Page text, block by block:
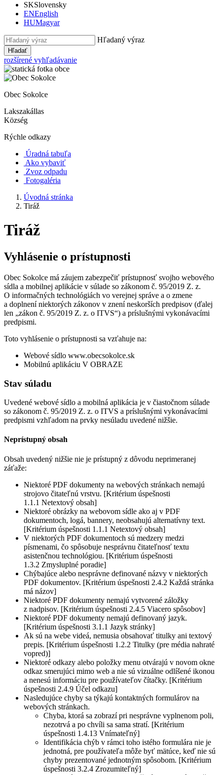
SKSlovensky
ENEnglish
HUMagyar
Hľadaný výraz
Hľadať
rozšírené vyhľadávanie
Obec Sokolce
Lakszakállas
Község
Rýchle odkazy
Úradná tabuľa
Ako vybaviť
Zvoz odpadu
Fotogaléria
Úvodná stránka
Tiráž
Tiráž
Vyhlásenie o prístupnosti
Obec Sokolce má záujem zabezpečiť prístupnosť svojho webového
sídla a mobilnej aplikácie v súlade so zákonom č. 95/2019 Z. z.
O informačných technológiách vo verejnej správe a o zmene
a doplnení niektorých zákonov v znení neskorších predpisov (ďalej
len „zákon č. 95/2019 Z. z. o ITVS“) a príslušnými vykonávacími
predpismi.
Toto vyhlásenie o prístupnosti sa vzťahuje na:
Webové sídlo www.obecsokolce.sk
Mobilnú aplikáciu V OBRAZE
Stav súladu
Uvedené webové sídlo a mobilná aplikácia je v čiastočnom súlade
so zákonom č. 95/2019 Z. z. o ITVS a príslušnými vykonávacími
predpismi vzhľadom na prvky nesúladu uvedené nižšie.
Neprístupný obsah
Obsah uvedený nižšie nie je prístupný z dôvodu neprimeranej
záťaže:
Niektoré PDF dokumenty na webových stránkach nemajú
strojovo čitateľnú vrstvu. [Kritérium úspešnosti
1.1.1 Netextový obsah]
Niektoré obrázky na webovom sídle ako aj v PDF
dokumentoch, logá, bannery, neobsahujú alternatívny text.
[Kritérium úspešnosti 1.1.1 Netextový obsah]
V niektorých PDF dokumentoch sú medzery medzi
písmenami, čo spôsobuje nesprávnu čitateľnosť textu
asistenčnou technológiou. [Kritérium úspešnosti
1.3.2 Zmysluplné poradie]
Chýbajúce alebo nesprávne definované názvy v niektorých
PDF dokumentov. [Kritérium úspešnosti 2.4.2 Každá stránka
má názov]
Niektoré PDF dokumenty nemajú vytvorené záložky
z nadpisov. [Kritérium úspešnosti 2.4.5 Viacero spôsobov]
Niektoré PDF dokumenty nemajú definovaný jazyk.
[Kritérium úspešnosti 3.1.1 Jazyk stránky]
Ak sú na webe videá, nemusia obsahovať titulky ani textový
prepis. [Kritérium úspešnosti 1.2.2 Titulky (pre média nahraté
vopred)]
Niektoré odkazy alebo položky menu otvárajú v novom okne
odkaz smerujúci mimo web a nie sú vizuálne odlíšené ikonou
a nenesú informáciu pre používateľov čítačky. [Kritérium
úspešnosti 2.4.9 Účel odkazu]
Nasledujúce chyby sa týkajú kontaktných formulárov na
webových stránkach.
Chyba, ktorá sa zobrazí pri nesprávne vyplnenom poli,
nezotrvá a po chvíli sa sama stratí. [Kritérium
úspešnosti 1.4.13 Vnímateľný]
Identifikácia chýb v rámci toho istého formulára nie je
jednotná, pre používateľa môže byť mätúce, keď nie sú
chyby prezentované jednotným spôsobom. [Kritérium
úspešnosti 3.2.4 Zrozumiteľný]